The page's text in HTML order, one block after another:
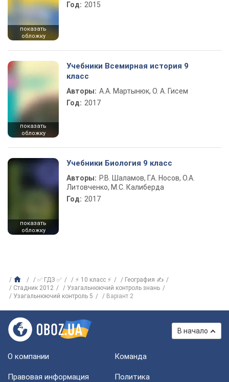
показать
обложку
Год: 2015
показать
обложку
Учебники Всемирная история 9
класс
Авторы: А.А. Мартынюк, О. А. Гисем
Год: 2017
показать
обложку
Учебники Биология 9 класс
Авторы: Р.В. Шаламов, Г.А. Носов, О.А.
Литовченко, М.С. Калиберда
Год: 2017
✅ ГДЗ ✅ ⚡ 10 класс ⚡
География ✍
Стадник 2012
Узагальнюючий контроль знань
Узагальнюючий контроль 5
Варіант 2
В начало
О компании Команда
Правовая информация
Политика